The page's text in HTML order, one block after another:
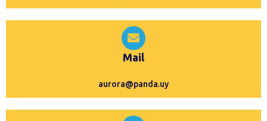
Mail
aurora@panda.uy